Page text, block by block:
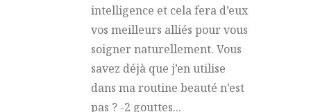
intelligence et cela fera d’eux
vos meilleurs alliés pour vous
soigner naturellement. Vous
savez déjà que j’en utilise
dans ma routine beauté n’est
pas ? -2 gouttes...